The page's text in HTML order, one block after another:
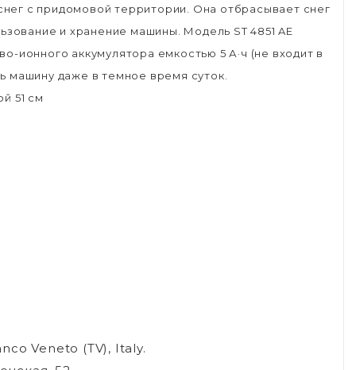
с придомовой территории. Она отбрасывает снег
и хранение машины. Модель ST 4851 AE
ионного аккумулятора емкостью 5 А·ч (не входит в
машину даже в темное время суток.
51 см
Veneto (TV), Italy.